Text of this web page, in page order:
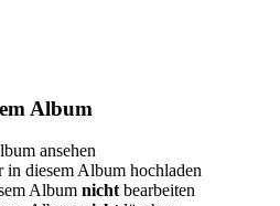
Album
ansehen
in diesem Album hochladen
Album nicht bearbeiten